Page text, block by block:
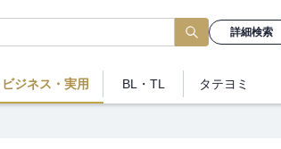
詳細検索
ビジネス ・実用 BL・TL タテヨミ